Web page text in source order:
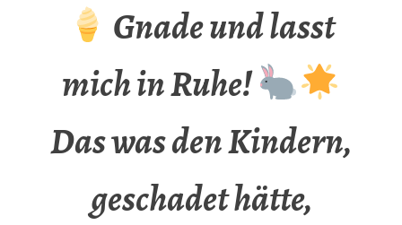
Gnade und lasst
mich in Ruhe!
Das was den Kindern,
geschadet hätte,